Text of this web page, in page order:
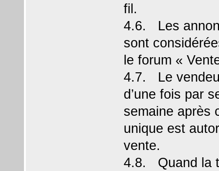
fil.
4.6. Les
sont
le forum «
4.7. Le
d’une fois par
semaine après
unique est
vente.
4.8. Quand la